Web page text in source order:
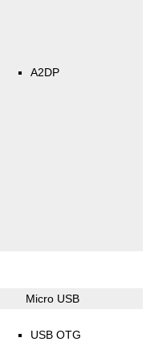
A2DP
Micro USB
USB OTG